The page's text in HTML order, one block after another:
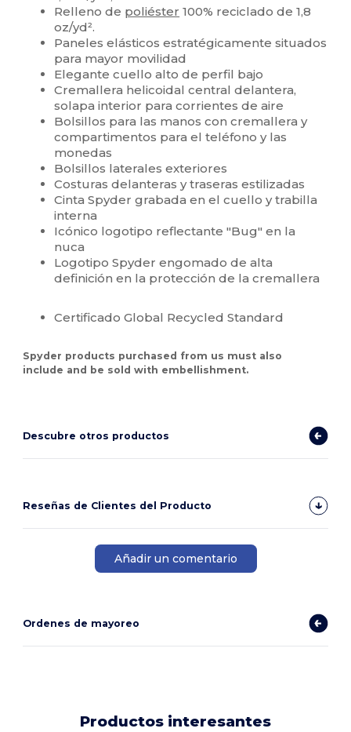
Relleno de poliéster 100% reciclado de 1,8
oz/yd².
Paneles elásticos estratégicamente situados
para mayor movilidad
Elegante cuello alto de perfil bajo
Cremallera helicoidal central delantera,
solapa interior para corrientes de aire
Bolsillos para las manos con cremallera y
compartimentos para el teléfono y las
monedas
Bolsillos laterales exteriores
Costuras delanteras y traseras estilizadas
Cinta Spyder grabada en el cuello y trabilla
interna
Icónico logotipo reflectante "Bug" en la
nuca
Logotipo Spyder engomado de alta
definición en la protección de la cremallera
Certificado Global Recycled Standard
Spyder products purchased from us must also
include and be sold with embellishment.
Descubre otros productos
Reseñas de Clientes del Producto
Añadir un comentario
Ordenes de mayoreo
Productos interesantes